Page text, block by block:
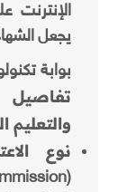
الإنترنت
يجعل
بوابة
والتعليم
نوع